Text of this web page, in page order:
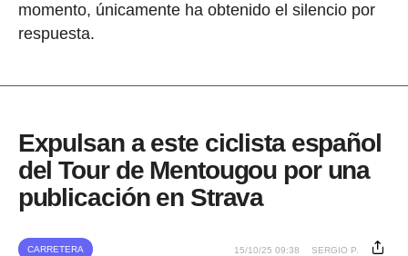
momento, únicamente ha obtenido el silencio por
respuesta.
Expulsan a este ciclista español
del Tour de Mentougou por una
publicación en Strava
CARRETERA 15/10/25 09:38 SERGIO P.